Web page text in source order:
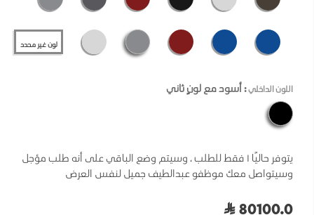
لون غير محدد
اللون الداخلي: أسود مع لونٍ ثاني
يتوفر حاليًا ١ فقط للطلب ، وسيتم وضع الباقي على أنه طلب مؤجل
وسيتواصل معك موظفو عبدالطيف جميل لنفس العرض
80100.0